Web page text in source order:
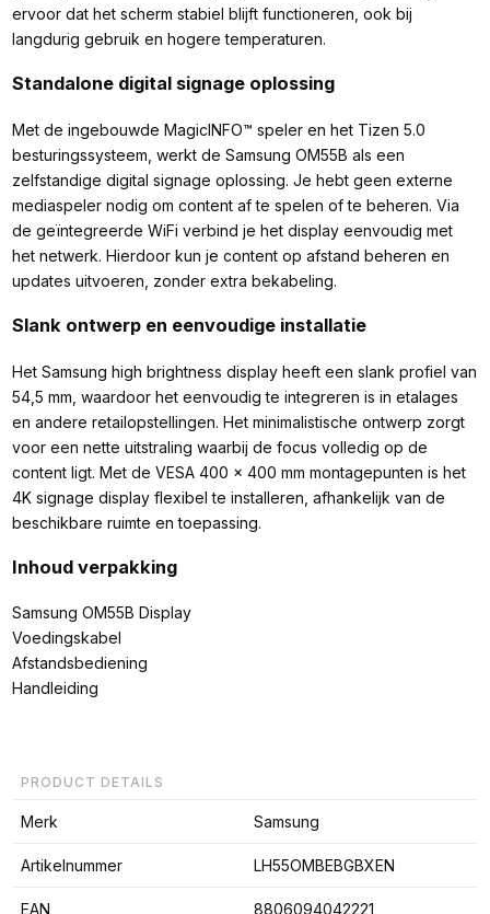
ervoor dat het scherm stabiel blijft functioneren, ook bij
langdurig gebruik en hogere temperaturen.
Standalone digital signage oplossing
Met de ingebouwde MagicINFO™ speler en het Tizen 5.0
besturingssysteem, werkt de Samsung OM55B als een
zelfstandige digital signage oplossing. Je hebt geen externe
mediaspeler nodig om content af te spelen of te beheren. Via
de geïntegreerde WiFi verbind je het display eenvoudig met
het netwerk. Hierdoor kun je content op afstand beheren en
updates uitvoeren, zonder extra bekabeling.
Slank ontwerp en eenvoudige installatie
Het Samsung high brightness display heeft een slank profiel van
54,5 mm, waardoor het eenvoudig te integreren is in etalages
en andere retailopstellingen. Het minimalistische ontwerp zorgt
voor een nette uitstraling waarbij de focus volledig op de
content ligt. Met de VESA 400 x 400 mm montagepunten is het
4K signage display flexibel te installeren, afhankelijk van de
beschikbare ruimte en toepassing.
Inhoud verpakking
Samsung OM55B Display
Voedingskabel
Afstandsbediening
Handleiding
PRODUCT DETAILS
Merk Samsung
Artikelnummer LH55OMBEBGBXEN
EAN 8806094042221